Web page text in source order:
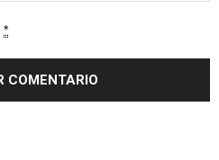
*